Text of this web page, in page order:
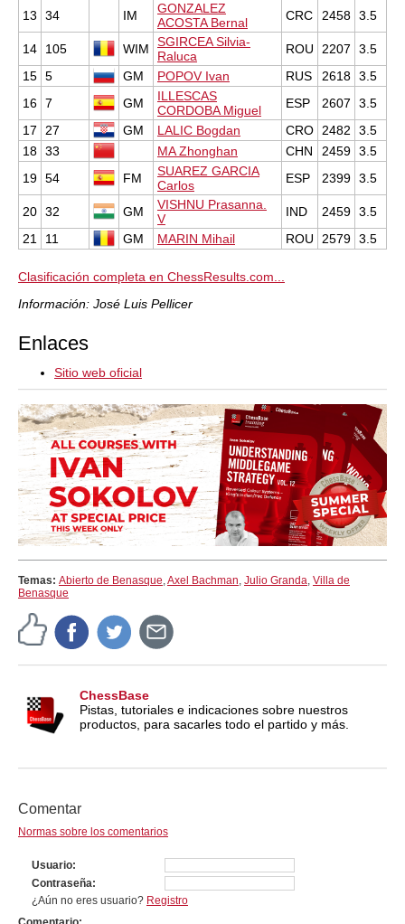
13
34 IM
GONZALEZ
ACOSTA Bernal
CRC 2458 3.5
14 105 WIM
SGIRCEA Silvia-
Raluca
ROU 2207
3.5
15 5 GM POPOV Ivan RUS 2618 3.5
16 7 GM
ILLESCAS
CORDOBA Miguel
ESP 2607
3.5
17
27 GM LALIC Bogdan CRO 2482
3.5
18 33 MA Zhonghan CHN 2459 3.5
19 54 FM
SUAREZ GARCIA
Carlos
ESP 2399 3.5
20 32 GM
VISHNU Prasanna.
V
IND 2459 3.5
21
11 GM MARIN Mihail ROU 2579 3.5
Clasificación completa en ChessResults.com...
Información: José Luis Pellicer
Enlaces
Sitio web oficial
Temas: Abierto de Benasque,Axel Bachman, Julio Granda, Villa de
Benasque
ChessBase
Pistas, tutoriales e indicaciones sobre nuestros
productos, para sacarles todo el partido y más.
Comentar
Normas sobre los comentarios
Usuario
Contraseña
¿Aún no eres usuario? Registro